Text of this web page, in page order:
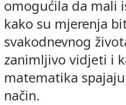
omogućila da mali
kako su mjerenja
svakodnevnog
zanimljivo vidjeti i
matematika
način.